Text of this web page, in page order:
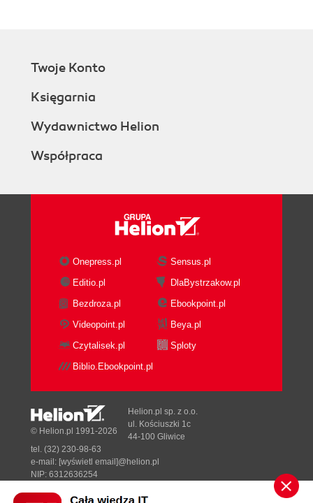
Twoje Konto
Księgarnia
Wydawnictwo Helion
Współpraca
Onepress.pl
Sensus.pl
Editio.pl
DlaBystrzakow.pl
Bezdroza.pl
Ebookpoint.pl
Videopoint.pl
Beya.pl
Czytalisek.pl
Sploty
Biblio.Ebookpoint.pl
© Helion.pl 1991-2026
Helion.pl sp. z o.o.
ul. Kościuszki 1c
44-100 Gliwice
tel. (32) 230-98-63
e-mail: [wyświetl email]@helion.pl
NIP: 6312636254